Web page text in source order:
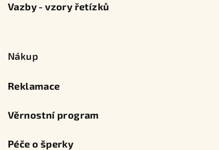
Vazby - vzory řetízků
Nákup
Reklamace
Věrnostní program
Péče o šperky